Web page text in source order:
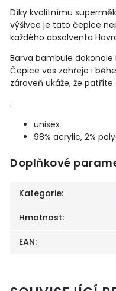
Díky kvalitnímu
výšivce je tato čepice
každého absolventa
Barva bambule
Čepice vás zahřeje i
zároveň ukáže, že patříte
.
unisex
98% acrylic, 2%
Doplňkové
Kategorie:
Hmotnost:
EAN: